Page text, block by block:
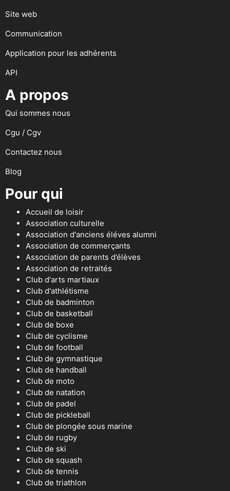
Site web
Communication
Application pour les adhérents
API
A propos
Qui sommes nous
Cgu / Cgv
Contactez nous
Blog
Pour qui
Accueil de loisir
Association culturelle
Association d'anciens éléves alumni
Association de commerçants
Association de parents d’élèves
Association de retraités
Club d'arts martiaux
Club d'athlétisme
Club de badminton
Club de basketball
Club de boxe
Club de cyclisme
Club de football
Club de gymnastique
Club de handball
Club de moto
Club de natation
Club de padel
Club de pickleball
Club de plongée sous marine
Club de rugby
Club de ski
Club de squash
Club de tennis
Club de triathlon